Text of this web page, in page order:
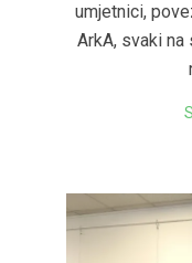
umjetnici,
ArkA, svaki